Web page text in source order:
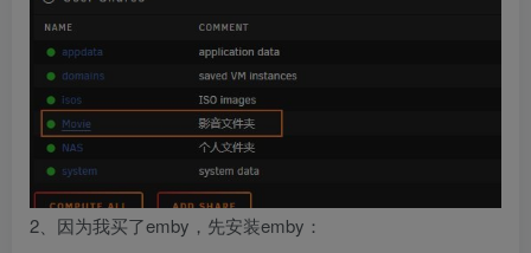
2、因为我买了emby，先安装emby：